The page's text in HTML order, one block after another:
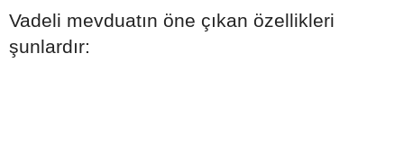
Vadeli mevduatın öne çıkan özellikleri
şunlardır: